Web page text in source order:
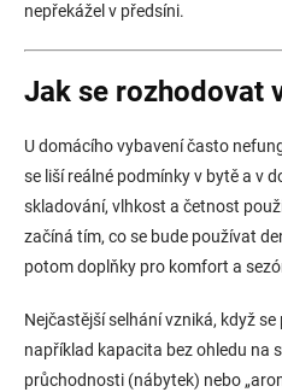
nepřekážel v předsíni.
Jak se rozhodovat
U domácího vybavení často
se liší reálné podmínky v bytě a v
skladování, vlhkost a četnost
začíná tím, co se bude používat
potom doplňky pro komfort a
Nejčastější selhání vzniká, když
například kapacita bez ohledu na
průchodnosti (nábytek) nebo